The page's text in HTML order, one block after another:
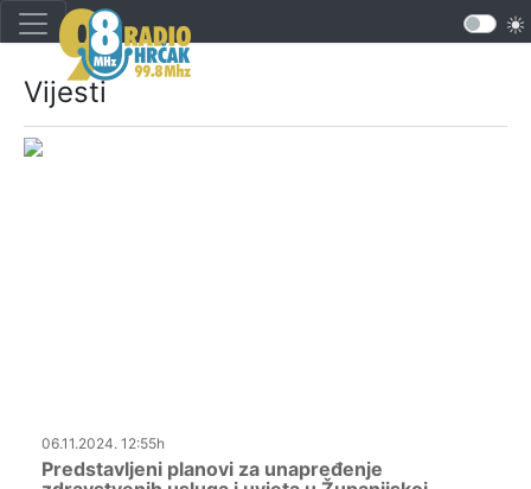
Vijesti
06.11.2024. 12:55h
Predstavljeni planovi za unapređenje